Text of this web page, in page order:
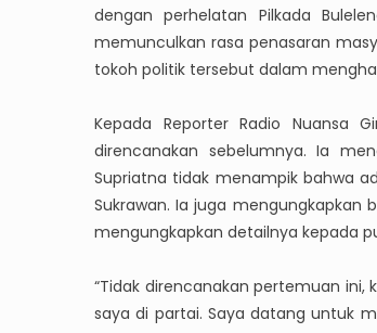
dengan perhelatan Pilkada
memunculkan rasa penasaran
tokoh politik tersebut dalam
Kepada Reporter Radio Nuansa
direncanakan sebelumnya. Ia
Supriatna tidak menampik bahwa
Sukrawan. Ia juga
mengungkapkan detailnya kepada
“Tidak direncanakan pertemuan ini,
saya di partai. Saya datang untuk